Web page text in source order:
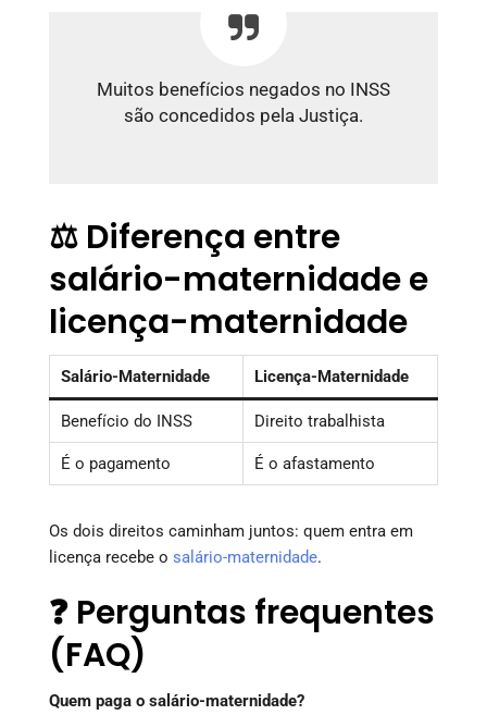
Muitos benefícios negados no INSS
são concedidos pela Justiça.
⚖️ Diferença entre
salário-maternidade e
licença-maternidade
Salário-Maternidade Licença-Maternidade
Benefício do INSS Direito trabalhista
É o pagamento É o afastamento
Os dois direitos caminham juntos: quem entra em
licença recebe o salário-maternidade.
❓ Perguntas frequentes
(FAQ)
Quem paga o salário-maternidade?